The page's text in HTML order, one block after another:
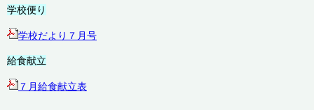
学校便り
学校だより７月号
給食献立
７月給食献立表